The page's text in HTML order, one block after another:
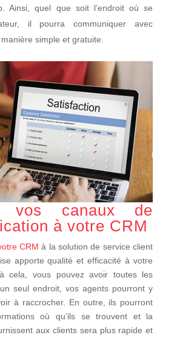
Ainsi, quel que soit l’endroit où se
il pourra communiquer avec
manière simple et gratuite.
vos canaux de
à votre CRM
CRM à la solution de service client
apporte qualité et efficacité à votre
cela, vous pouvez avoir toutes les
seul endroit, vos agents pourront y
à raccrocher. En outre, ils pourront
où qu’ils se trouvent et la
aux clients sera plus rapide et